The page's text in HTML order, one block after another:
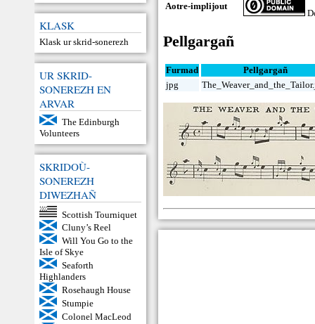
KLASK
Klask ur skrid-sonerezh
UR SKRID-
SONEREZH EN
ARVAR
The Edinburgh
Volunteers
SKRIDOÙ-
SONEREZH
DIWEZHAÑ
Scottish Tourniquet
Cluny’s Reel
Will You Go to the
Isle of Skye
Seaforth
Highlanders
Rosehaugh House
Stumpie
Colonel MacLeod
Aotre-implijout
Pellgargañ
Furmad
Pellgargañ
jpg